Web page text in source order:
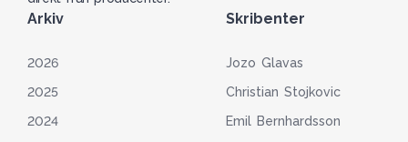
Arkiv
2026
2025
2024
Skribenter
Jozo Glavas
Christian Stojkovic
Emil Bernhardsson